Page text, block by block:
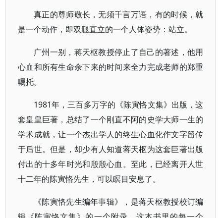
真正的尊师敬长，无须千言万语，有的时候，就
是一个动作，即双腿直立的一个人体姿势：站立。
广州一别，蒋天枢教授停止了自己的著述，他用
心血和所有生命余下来的时间来全力完成老师的郑重
嘱托。
1981年，三百多万字的《陈寅恪文集》出版，这
套皇皇巨著，总结了一个刚直不阿的史学大师一生的
学术成就，让一个杰出学人的终生心血化作文字留传
于后世。但是，却少有人知道蒋天枢为这套巨著出版
付出的十多年时光和殷殷心血。至此，已经离开人世
十二年的陈寅恪先生，可以瞑目安息了。
《陈寅恪先生编年事辑》，是蒋天枢教授校订编